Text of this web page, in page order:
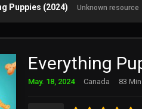
Puppies (2024) Unknown resource
Everything
May. 18, 2024 Canada 83